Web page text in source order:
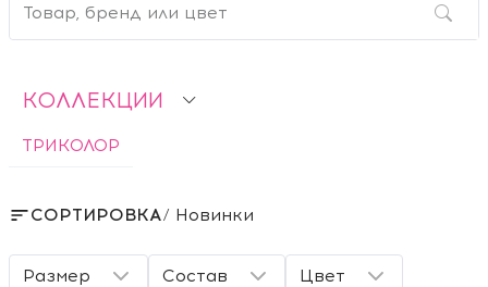
КОЛЛЕКЦИИ
ТРИКОЛОР
СОРТИРОВКА/ Новинки
Размер Состав Цвет